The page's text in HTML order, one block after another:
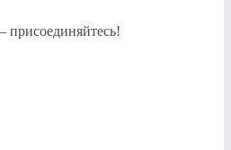
присоединяйтесь!